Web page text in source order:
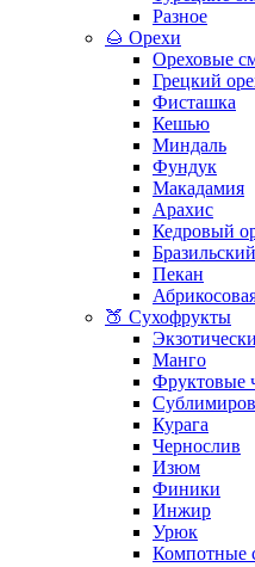
Разное
🌰 Орехи
Ореховые
Грецкий
Фисташка
Кешью
Миндаль
Фундук
Макадамия
Арахис
Кедровый
Пекан
🍑 Сухофрукты
Манго
Фруктовые
Курага
Чернослив
Изюм
Финики
Инжир
Урюк
Компотные